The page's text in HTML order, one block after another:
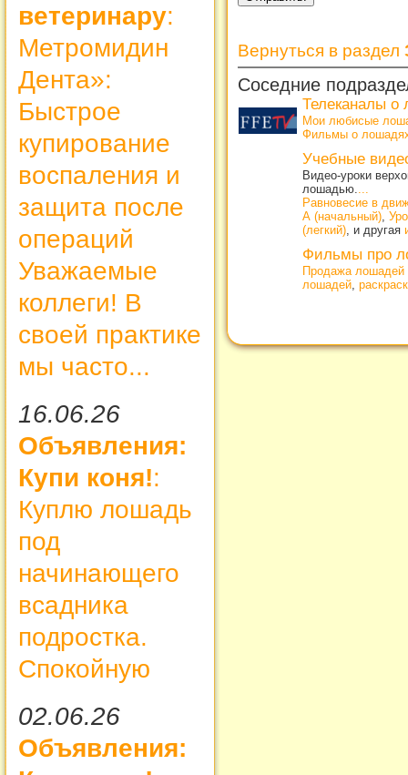
ветеринару:
Метромидин
Дента»:
Быстрое
купирование
воспаления и
защита после
операций
Уважаемые
коллеги! В
своей практике
мы часто...
16.06.26
Объявления:
Купи коня!:
Куплю лошадь
под
начинающего
всадника
подростка.
Спокойную
02.06.26
Объявления:
Вернуться в раздел
Соседние
Телеканалы о
Мои любисые
Фильмы о
Учебные
Видео-уроки
лошадью....
Равновесие в
А (начальный),
(легкий), и другая
Фильмы про
Продажа лошадей
лошадей,